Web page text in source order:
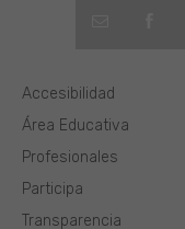
Área Educativa
Profesionales
Participa
Transparencia
Accesibilidad